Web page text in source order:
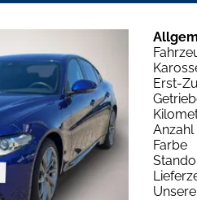
Erst-
Farbe